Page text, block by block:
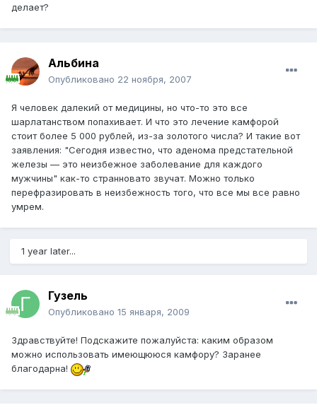
делает?
Альбина
Опубликовано 22 ноября, 2007
Я человек далекий от медицины, но что-то это все
шарлатанством попахивает. И что это лечение камфорой
стоит более 5 000 рублей, из-за золотого числа? И такие вот
заявления: "Сегодня известно, что аденома предстательной
железы — это неизбежное заболевание для каждого
мужчины" как-то странновато звучат. Можно только
перефразировать в неизбежность того, что все мы все равно
умрем.
1 year later...
Гузель
Опубликовано 15 января, 2009
Здравствуйте! Подскажите пожалуйста: каким образом
можно использовать имеющююся камфору? Заранее
благодарна!